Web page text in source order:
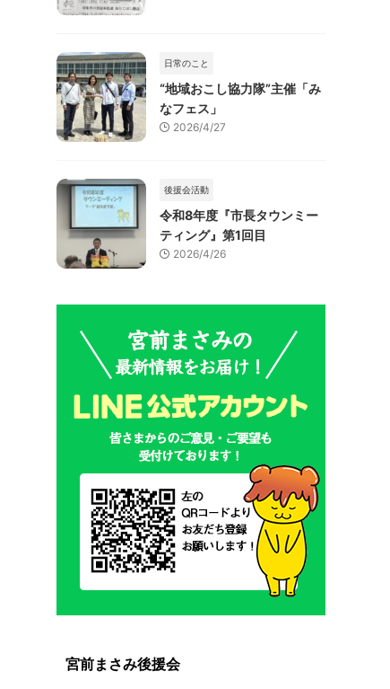
日常のこと
“地域おこし協力隊”主催「み
なフェス」
2026/4/27
後援会活動
令和8年度『市長タウンミー
ティング』第1回目
2026/4/26
宮前まさみ後援会